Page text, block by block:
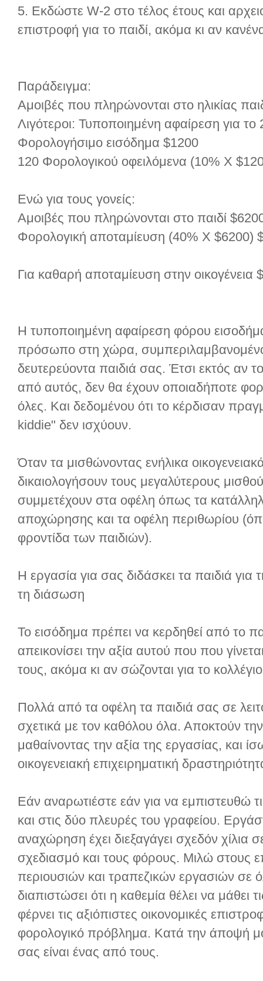
5. Εκδώστε W-2 στο τέλος έτους και
επιστροφή για το παιδί, ακόμα κι αν
Παράδειγμα:
Αμοιβές που πληρώνονται στο ηλικίας
Λιγότεροι: Τυποποιημένη αφαίρεση για
Φορολογήσιμο εισόδημα $1200
120 Φορολογικού οφειλόμενα (10% X
Ενώ για τους γονείς:
Αμοιβές που πληρώνονται στο παιδί
Φορολογική αποταμίευση (40% X $6200)
Για καθαρή αποταμίευση στην οικογένεια
Η τυποποιημένη αφαίρεση φόρου
πρόσωπο στη χώρα,
δευτερεύοντα παιδιά σας. Έτσι εκτός αν
από αυτός, δεν θα έχουν οποιαδήποτε
όλες. Και δεδομένου ότι το κέρδισαν
kiddie" δεν ισχύουν.
Όταν τα μισθώνοντας ενήλικα
δικαιολογήσουν τους μεγαλύτερους
συμμετέχουν στα οφέλη όπως τα
αποχώρησης και τα οφέλη περιθωρίου
φροντίδα των παιδιών).
Η εργασία για σας διδάσκει τα παιδιά για
τη διάσωση
Το εισόδημα πρέπει να κερδηθεί από το
απεικονίσει την αξία αυτού που που
τους, ακόμα κι αν σώζονται για το
Πολλά από τα οφέλη τα παιδιά σας σε
σχετικά με τον καθόλου όλα. Αποκτούν
μαθαίνοντας την αξία της εργασίας, και
οικογενειακή επιχειρηματική
Εάν αναρωτιέστε εάν για να εμπιστευθώ
και στις δύο πλευρές του γραφείου.
αναχώρηση έχει διεξαγάγει σχεδόν χίλια
σχεδιασμό και τους φόρους. Μιλώ στους
περιουσιών και τραπεζικών εργασιών σε
διαπιστώσει ότι η καθεμία θέλει να μάθει
φέρνει τις αξιόπιστες οικονομικές
φορολογικό πρόβλημα. Κατά την άποψή
σας είναι ένας από τους.